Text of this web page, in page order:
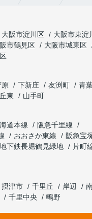
大阪市淀川区
大阪市東淀
市鶴見区 大阪市城東区
原 下新庄 友渕町 青
東
山手町
道本線
阪急千里線
おおさか東線
阪急宝
地下鉄長堀鶴見緑地
片町
摂津市 千里丘 岸辺
千里中央 鴫野